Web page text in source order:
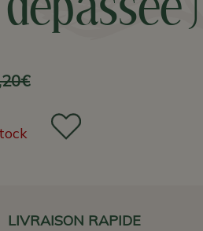
LIVRAISON RAPIDE